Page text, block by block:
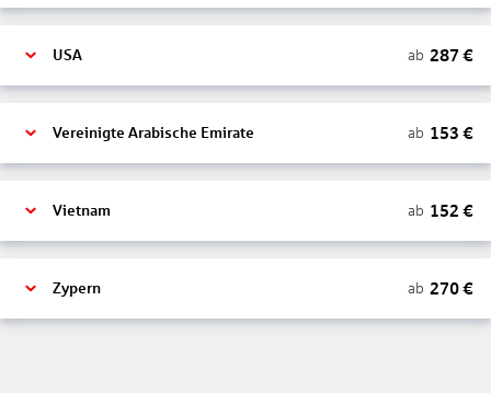
USA ab 287 €
Vereinigte Arabische Emirate ab 153 €
Vietnam ab 152 €
Zypern ab 270€